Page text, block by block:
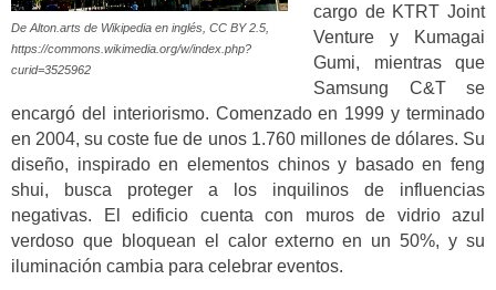
De Alton.arts de Wikipedia en inglés, CC BY 2.5,
https://commons.wikimedia.org/w/index.php?
curid=3525962
cargo de KTRT Joint
Venture y Kumagai
Gumi, mientras que
Samsung C&T se
encargó del interiorismo. Comenzado en 1999 y terminado
en 2004, su coste fue de unos 1.760 millones de dólares. Su
diseño, inspirado en elementos chinos y basado en feng
shui, busca proteger a los inquilinos de influencias
negativas. El edificio cuenta con muros de vidrio azul
verdoso que bloquean el calor externo en un 50%, y su
iluminación cambia para celebrar eventos.